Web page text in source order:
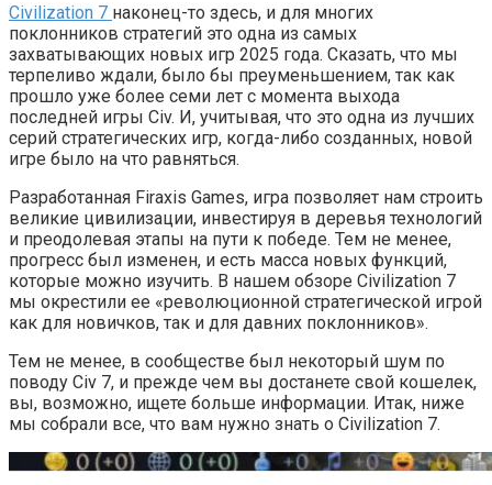
Civilization 7 наконец-то здесь, и для многих
поклонников стратегий это одна из самых
захватывающих новых игр 2025 года. Сказать, что мы
терпеливо ждали, было бы преуменьшением, так как
прошло уже более семи лет с момента выхода
последней игры Civ. И, учитывая, что это одна из лучших
серий стратегических игр, когда-либо созданных, новой
игре было на что равняться.
Разработанная Firaxis Games, игра позволяет нам строить
великие цивилизации, инвестируя в деревья технологий
и преодолевая этапы на пути к победе. Тем не менее,
прогресс был изменен, и есть масса новых функций,
которые можно изучить. В нашем обзоре Civilization 7
мы окрестили ее «революционной стратегической игрой
как для новичков, так и для давних поклонников».
Тем не менее, в сообществе был некоторый шум по
поводу Civ 7, и прежде чем вы достанете свой кошелек,
вы, возможно, ищете больше информации. Итак, ниже
мы собрали все, что вам нужно знать о Civilization 7.